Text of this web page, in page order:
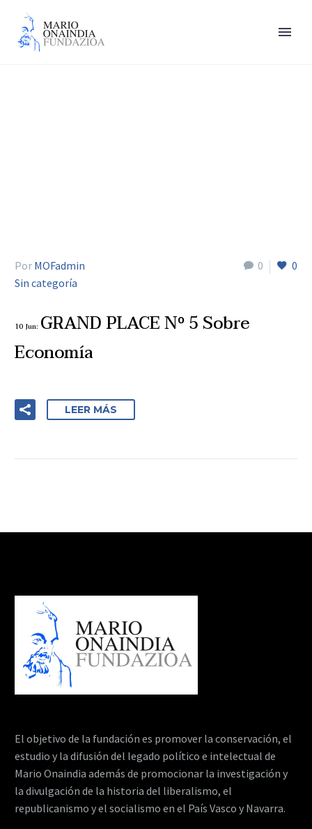
0 0
Por MOFadmin
Sin categoría
10 Jun: GRAND PLACE Nº 5 Sobre
Economía
LEER MÁS
El objetivo de la fundación es promover la conservación, el
estudio y la difusión del legado político e intelectual de
Mario Onaindia además de promocionar la investigación y
la divulgación de la historia del liberalismo, el
republicanismo y el socialismo en el País Vasco y Navarra.